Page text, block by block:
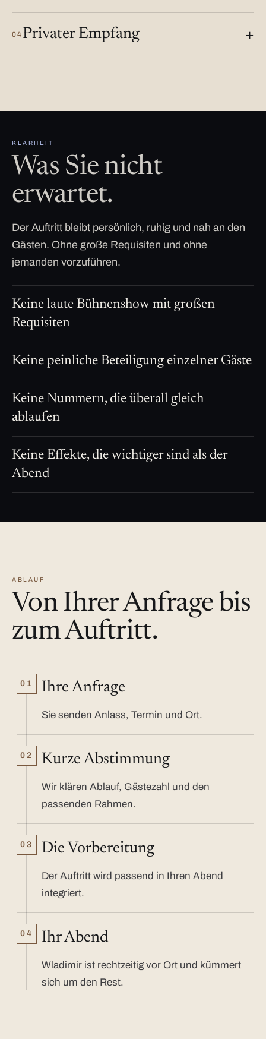
04 Privater Empfang
KLARHEIT
Was Sie nicht
erwartet.
Der Auftritt bleibt persönlich, ruhig und nah an den
Gästen. Ohne große Requisiten und ohne
jemanden vorzuführen.
Keine laute Bühnenshow mit großen
Requisiten
Keine peinliche Beteiligung einzelner Gäste
Keine Nummern, die überall gleich
ablaufen
Keine Effekte, die wichtiger sind als der
Abend
ABLAUF
Von Ihrer Anfrage bis
zum Auftritt.
01 Ihre Anfrage
Sie senden Anlass, Termin und Ort.
02 Kurze Abstimmung
Wir klären Ablauf, Gästezahl und den
passenden Rahmen.
03 Die Vorbereitung
Der Auftritt wird passend in Ihren Abend
integriert.
04 Ihr Abend
Wladimir ist rechtzeitig vor Ort und kümmert
sich um den Rest.